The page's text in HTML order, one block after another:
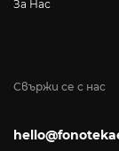
Свържи се с нас
За Нас